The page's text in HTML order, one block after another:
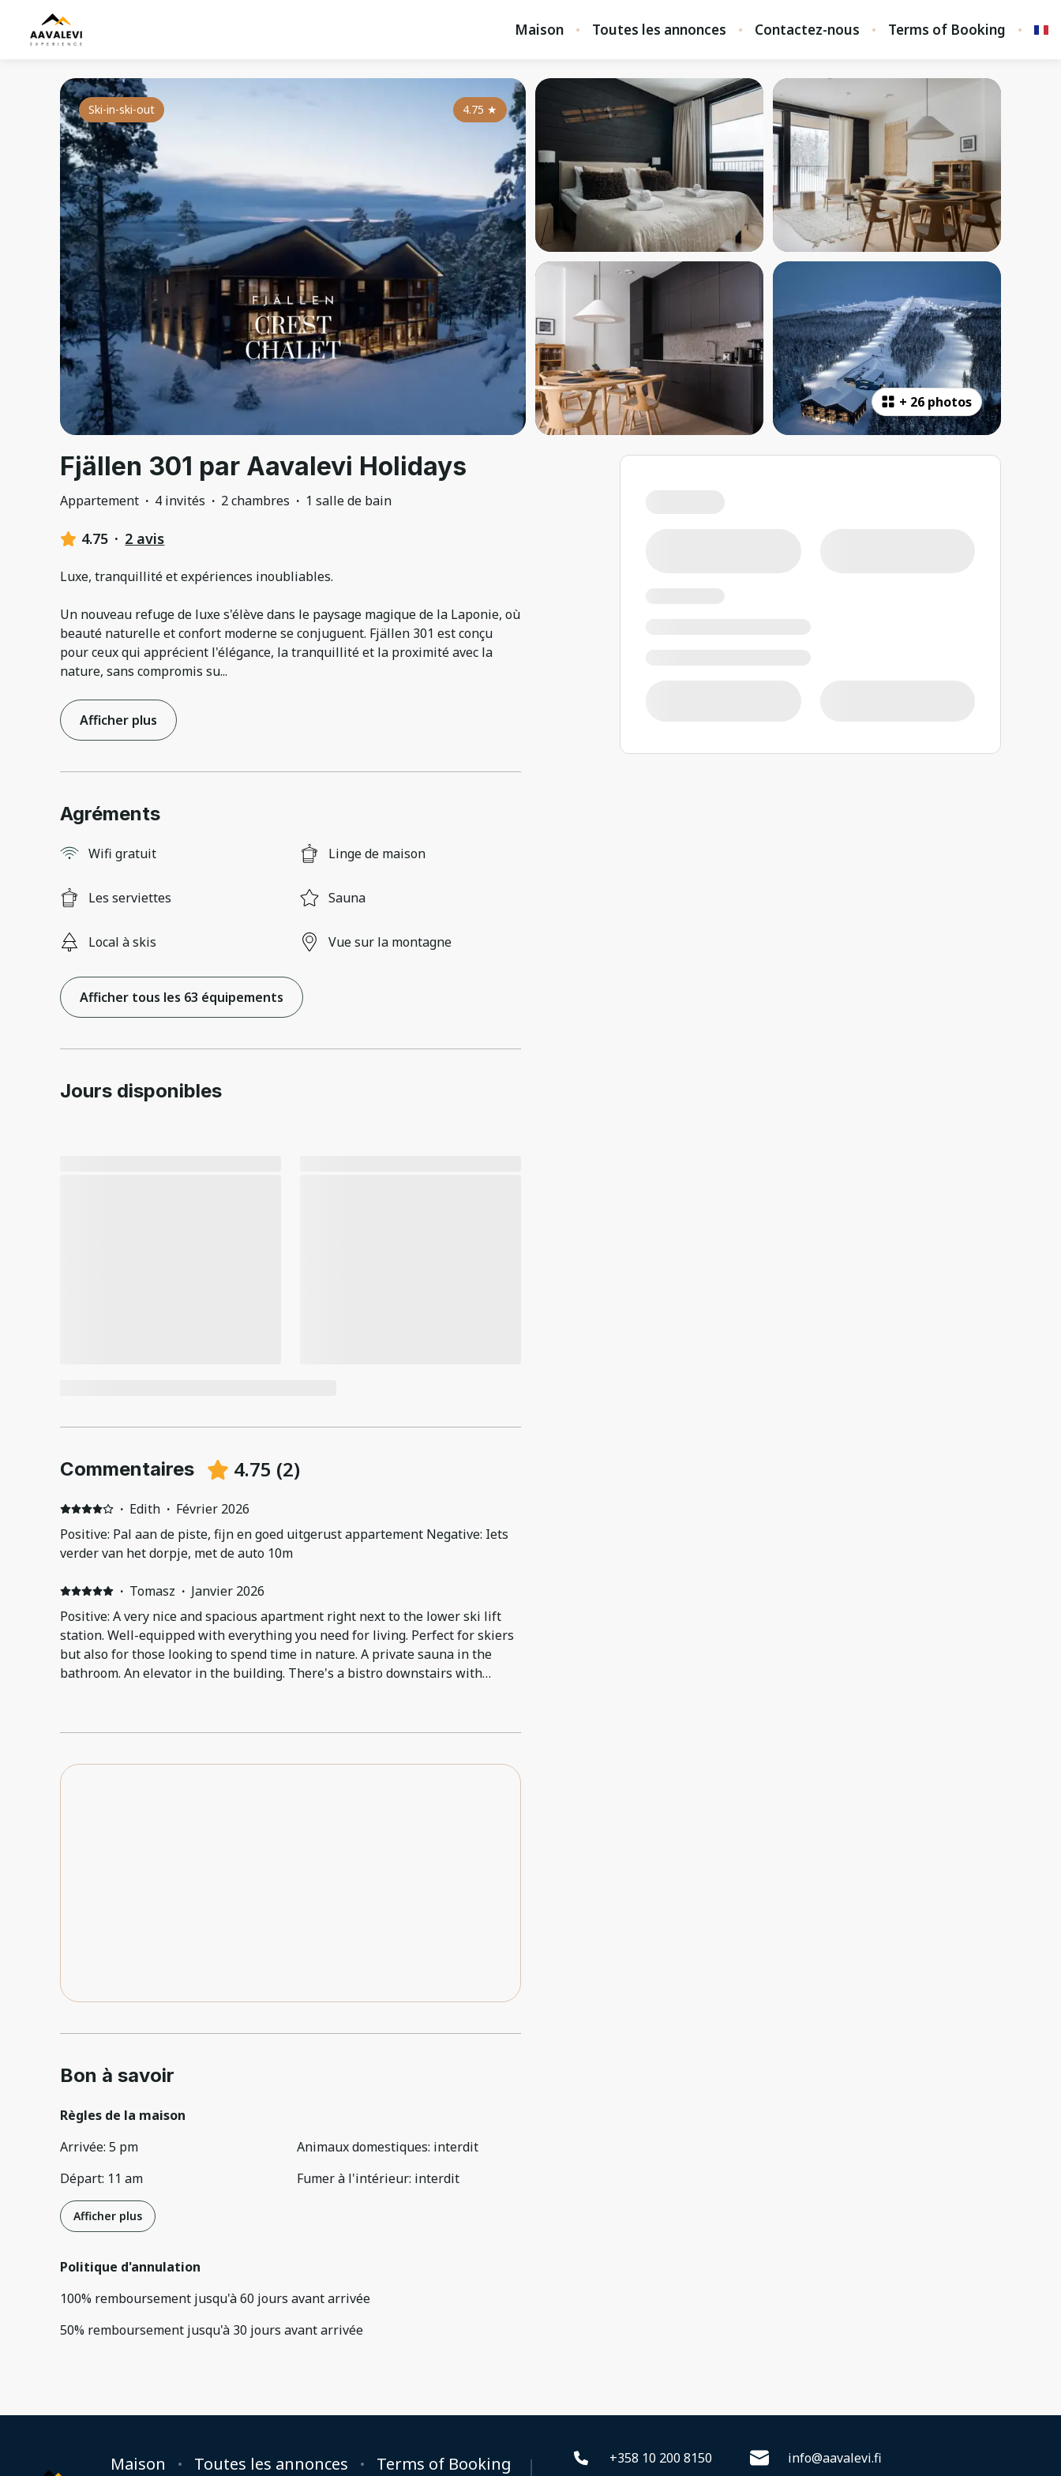
Maison Toutes les annonces Contactez-nous Terms of Booking
+ 26 photos
4.75 ★
Ski-in-ski-out
Fjällen 301 par Aavalevi Holidays
Appartement · 4 invités · 2 chambres · 1 salle de bain
4.75 · 2 avis
Luxe, tranquillité et expériences inoubliables.
Un nouveau refuge de luxe s'élève dans le paysage magique de la Laponie, où
beauté naturelle et confort moderne se conjuguent. Fjällen 301 est conçu
pour ceux qui apprécient l'élégance, la tranquillité et la proximité avec la
nature, sans compromis su...
Afficher plus
Agréments
Wifi gratuit Linge de maison
Les serviettes Sauna
Local à skis Vue sur la montagne
Afficher tous les 63 équipements
Jours disponibles
Commentaires 4.75 (2)
· Edith · Février 2026
Positive: Pal aan de piste, fijn en goed uitgerust appartement Negative: Iets
verder van het dorpje, met de auto 10m
· Tomasz · Janvier 2026
Positive: A very nice and spacious apartment right next to the lower ski lift
station. Well-equipped with everything you need for living. Perfect for skiers
but also for those looking to spend time in nature. A private sauna in the
bathroom. An elevator in the building. There's a bistro downstairs with
Bon à savoir
Règles de la maison
Arrivée: 5 pm
Départ: 11 am
Animaux domestiques: interdit
Fumer à l'intérieur: interdit
Afficher plus
Politique d'annulation
100% remboursement jusqu'à60 jours avantarrivée
50% remboursement jusqu'à 30 jours avantarrivée
Maison Toutes les annonces Terms of Booking +358 10 200 8150 info@aavalevi.fi